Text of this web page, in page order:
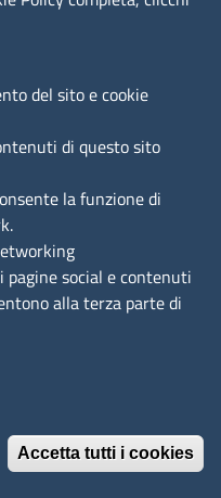
del sito e cookie
di questo sito
la funzione di
pagine social e contenuti
alla terza parte di
Accetta tutti i cookies